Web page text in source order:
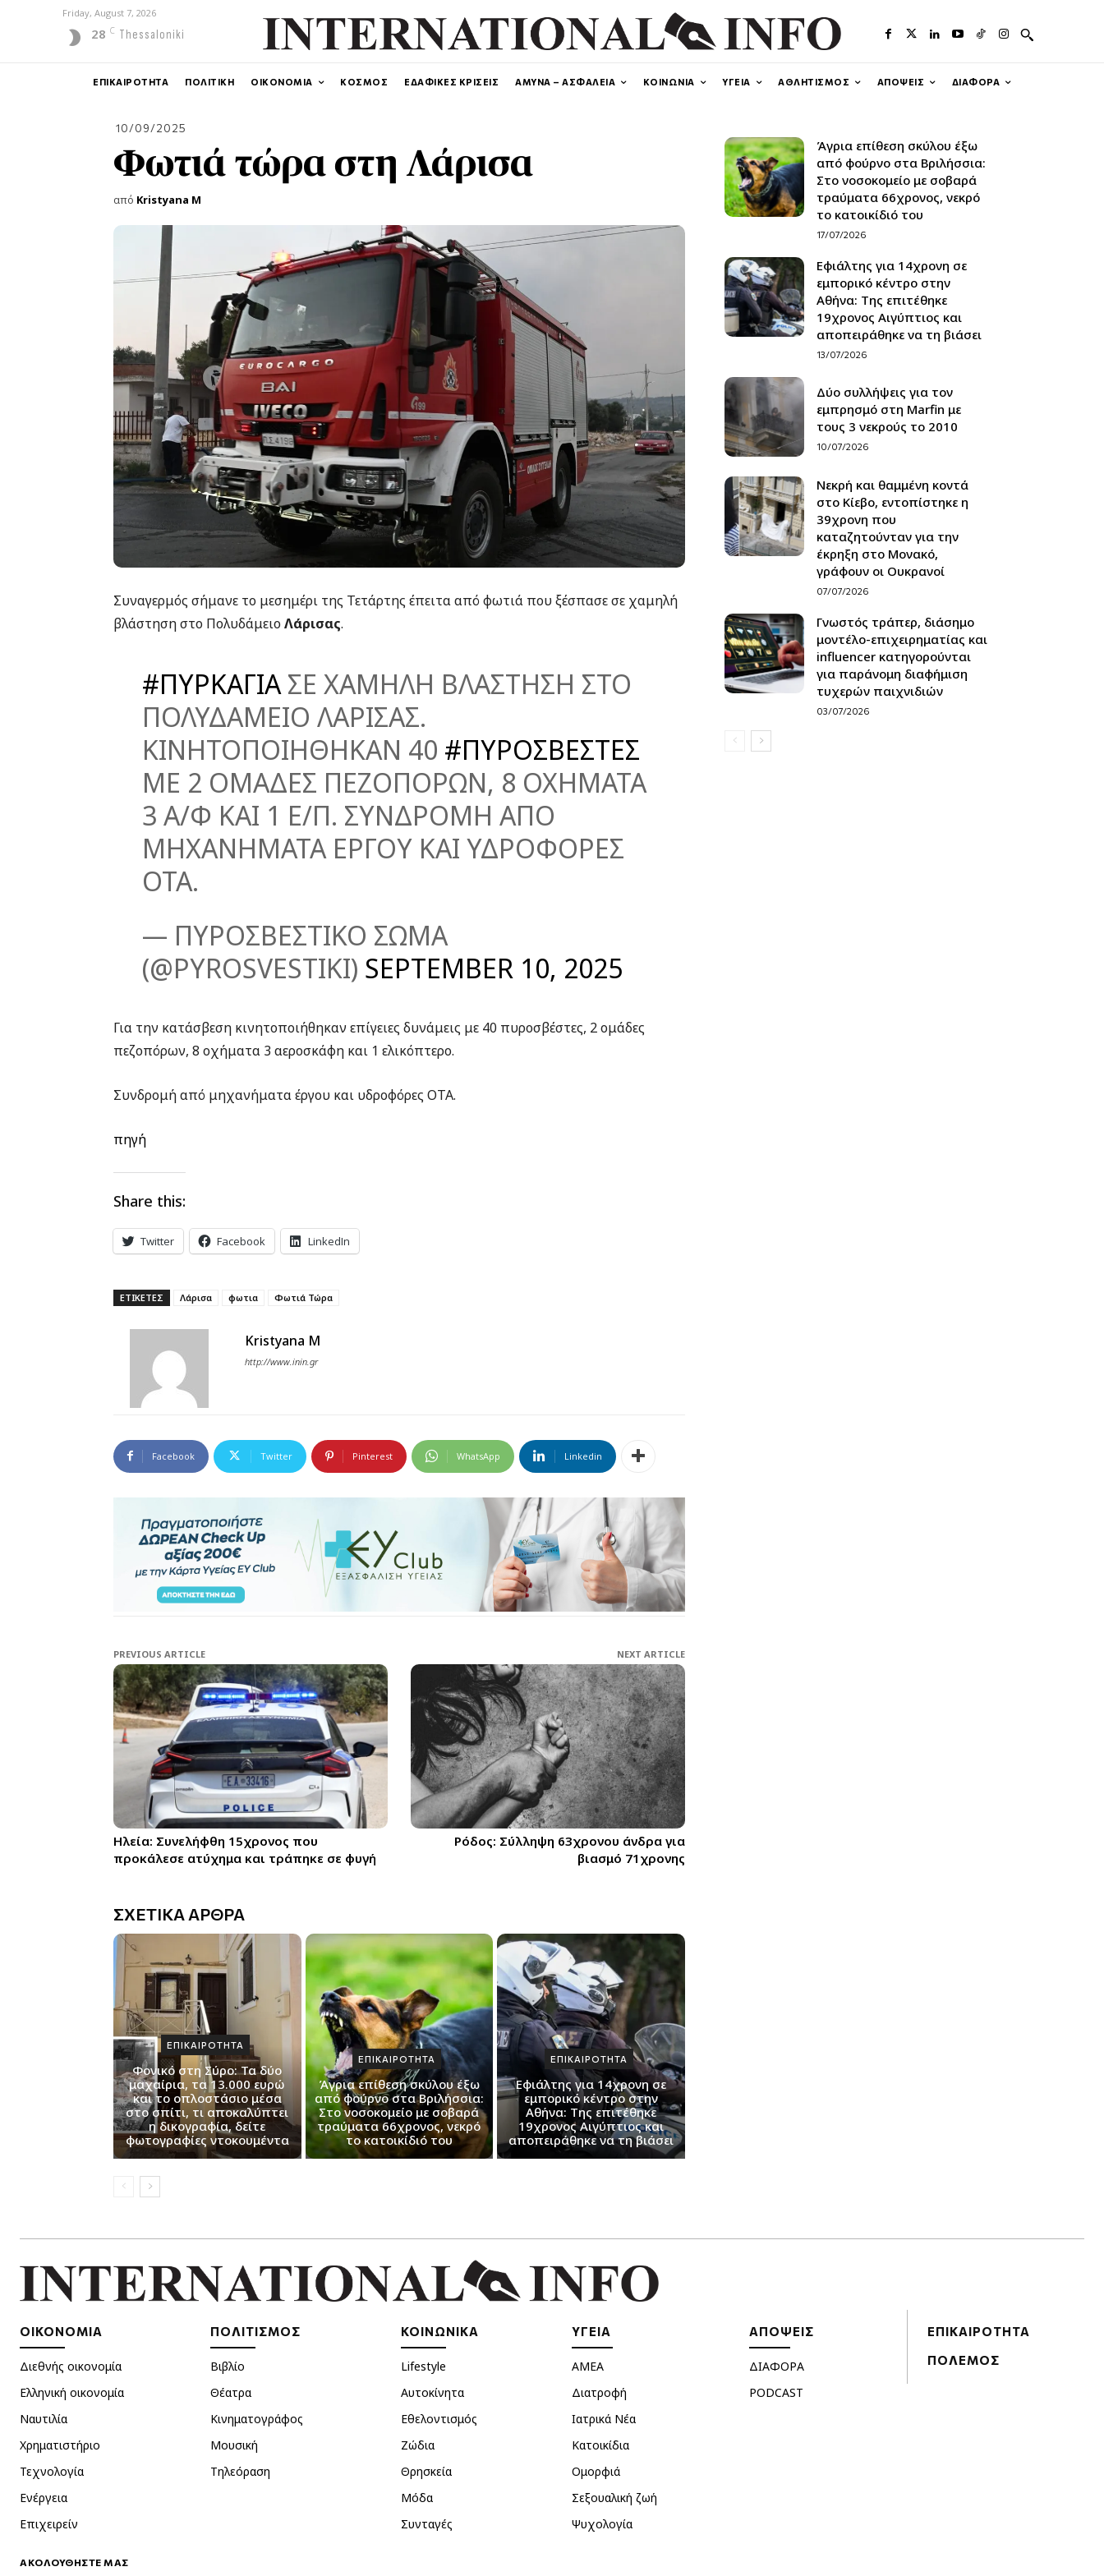
Friday, August 7, 2026
28 C Thessaloniki
ΕΠΙΚΑΙΡΟΤΗΤΑ ΠΟΛΙΤΙΚΗ ΟΙΚΟΝΟΜΙΑ ΚΟΣΜΟΣ ΕΔΑΦΙΚΕΣ ΚΡΙΣΕΙΣ ΑΜΥΝΑ – ΑΣΦΑΛΕΙΑ ΚΟΙΝΩΝΙΑ ΥΓΕΙΑ ΑΘΛΗΤΙΣΜΟΣ ΑΠΟΨΕΙΣ ΔΙΑΦΟΡΑ
10/09/2025
Φωτιά τώρα στη Λάρισα
από Kristyana M
Συναγερμός σήμανε το μεσημέρι της Τετάρτης έπειτα από φωτιά που ξέσπασε σε χαμηλή
βλάστηση στο ΠολυδάμειοΛάρισας.
#ΠΥΡΚΑΓΙΑΣΕ ΧΑΜΗΛΗ ΒΛΑΣΤΗΣΗ ΣΤΟ
ΠΟΛΥΔΑΜΕΙΟ ΛΑΡΙΣΑΣ.
ΚΙΝΗΤΟΠΟΙΗΘΗΚΑΝ 40 #ΠΥΡΟΣΒΕΣΤΕΣ
ΜΕ 2 ΟΜΑΔΕΣ ΠΕΖΟΠΟΡΩΝ, 8 ΟΧΗΜΑΤΑ
3 Α/Φ ΚΑΙ 1 Ε/Π. ΣΥΝΔΡΟΜΗ ΑΠΟ
ΜΗΧΑΝΗΜΑΤΑ ΕΡΓΟΥ ΚΑΙ ΥΔΡΟΦΟΡΕΣ
ΟΤΑ.
— ΠΥΡΟΣΒΕΣΤΙΚΟ ΣΩΜΑ
(@PYROSVESTIKI) SEPTEMBER 10, 2025
Για την κατάσβεση κινητοποιήθηκαν επίγειες δυνάμεις με 40 πυροσβέστες, 2 ομάδες
πεζοπόρων, 8 οχήματα 3 αεροσκάφη και 1 ελικόπτερο.
Συνδρομή από μηχανήματα έργου και υδροφόρες ΟΤΑ.
πηγή
Share this:
Twitter Facebook LinkedIn
ΕΤΙΚΕΤΕΣ Λάρισα φωτια Φωτιά Τώρα
Kristyana M
http://www.inin.gr
Facebook Twitter Pinterest WhatsApp Linkedin
PREVIOUS ARTICLE
Ηλεία: Συνελήφθη 15χρονος που
προκάλεσε ατύχημα και τράπηκε σε φυγή
NEXT ARTICLE
Ρόδος: Σύλληψη 63χρονου άνδρα για
βιασμό 71χρονης
ΣΧΕΤΙΚΑ ΑΡΘΡΑ
ΕΠΙΚΑΙΡΟΤΗΤΑ
Φονικό στη Σύρο: Τα δύο
μαχαίρια, τα 13.000 ευρώ
και το οπλοστάσιο μέσα
στο σπίτι, τι αποκαλύπτει
η δικογραφία, δείτε
φωτογραφίες ντοκουμέντα
ΕΠΙΚΑΙΡΟΤΗΤΑ
Άγρια επίθεση σκύλου έξω
από φούρνο στα Βριλήσσια:
Στο νοσοκομείο με σοβαρά
τραύματα 66χρονος, νεκρό
το κατοικίδιό του
ΕΠΙΚΑΙΡΟΤΗΤΑ
Εφιάλτης για 14χρονη σε
εμπορικό κέντρο στην
Αθήνα: Της επιτέθηκε
19χρονος Αιγύπτιος και
αποπειράθηκε να τη βιάσει
Άγρια επίθεση σκύλου έξω
από φούρνο στα Βριλήσσια:
Στο νοσοκομείο με σοβαρά
τραύματα 66χρονος, νεκρό
το κατοικίδιό του
17/07/2026
Εφιάλτης για 14χρονη σε
εμπορικό κέντρο στην
Αθήνα: Της επιτέθηκε
19χρονος Αιγύπτιος και
αποπειράθηκε να τη βιάσει
13/07/2026
Δύο συλλήψεις για τον
εμπρησμό στη Marfin με
τους 3 νεκρούς το 2010
10/07/2026
Νεκρή και θαμμένη κοντά
στο Κίεβο, εντοπίστηκε η
39χρονη που
καταζητούνταν για την
έκρηξη στο Μονακό,
γράφουν οι Ουκρανοί
07/07/2026
Γνωστός τράπερ, διάσημο
μοντέλο-επιχειρηματίας και
influencer κατηγορούνται
για παράνομη διαφήμιση
τυχερών παιχνιδιών
03/07/2026
ΟΙΚΟΝΟΜΙΑ
Διεθνής οικονομία
Ελληνική οικονομία
Ναυτιλία
Χρηματιστήριο
Τεχνολογία
Ενέργεια
Επιχειρείν
ΠΟΛΙΤΙΣΜΟΣ
Βιβλίο
Θέατρα
Κινηματογράφος
Μουσική
Τηλεόραση
ΚΟΙΝΩΝΙΚΑ
Lifestyle
Αυτοκίνητα
Εθελοντισμός
Ζώδια
Θρησκεία
Μόδα
Συνταγές
ΑΚΟΛΟΥΘΗΣΤΕ ΜΑΣ
ΥΓΕΙΑ
ΑΜΕΑ
Διατροφή
Ιατρικά Νέα
Κατοικίδια
Ομορφιά
Σεξουαλική ζωή
Ψυχολογία
ΑΠΟΨΕΙΣ
ΔΙΑΦΟΡΑ
PODCAST
ΕΠΙΚΑΙΡΟΤΗΤΑ
ΠΟΛΕΜΟΣ